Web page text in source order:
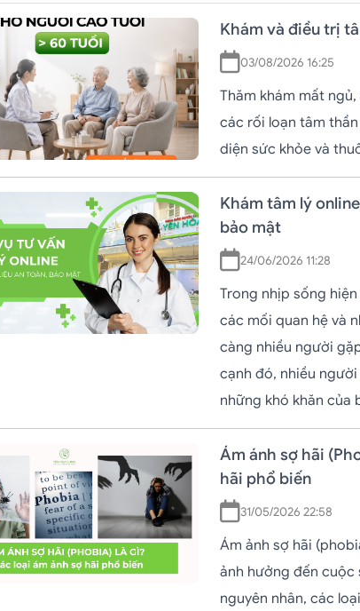
Khám và điều trị
03/08/2026 16:25
Thăm khám mất
các rối loạn tâm
diện sức khỏe và
Khám tâm lý
bảo mật
24/06/2026 11:28
Trong nhịp sống
các mối quan hệ và
càng nhiều người
cạnh đó, nhiều
những khó khăn của
Ám ánh sợ hãi
hãi phổ biến
31/05/2026 22:58
Ám ảnh sợ hãi
ảnh hưởng đến cuộc
nguyên nhân, các